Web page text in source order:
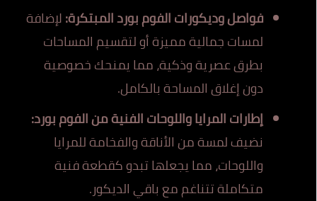
فواصل وديكورات الفوم بورد المبتكرة:لإضافة
لمسات جمالية مميزة أو لتقسيم المساحات
بطرق عصرية وذكية، مما يمنحك خصوصية
دون إغلاق المساحة بالكامل.
إطارات المرايا واللوحات الفنية من الفوم بورد:
نضيف لمسة من الأناقة والفخامة للمرايا
واللوحات، مما يجعلها تبدو كقطعة فنية
متكاملة تتناغم مع باقي الديكور.